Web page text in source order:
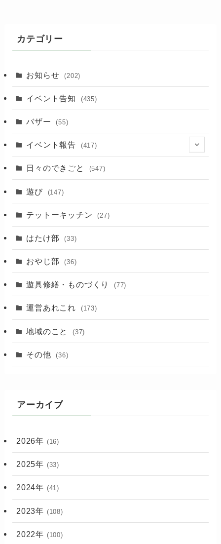
カテゴリー
お知らせ (202)
イベント告知 (435)
バザー (55)
イベント報告 (417)
(2)
(3)
日々のできごと (547)
遊び (147)
テットーキッチン (27)
はたけ部 (33)
おやじ部 (36)
遊具修繕・ものづくり (77)
運営あれこれ (173)
地域のこと (37)
その他 (36)
アーカイブ
2026年 (16)
2025年 (33)
2024年 (41)
2023年 (108)
2022年 (100)